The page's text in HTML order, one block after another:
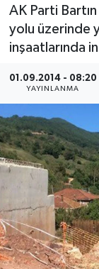
AK Parti
yolu üzerinde
inşaatlarında
01.09.2014 - 08:20
YAYINLANMA
Medya
Sivil
Siyaset
Spor
Tarım